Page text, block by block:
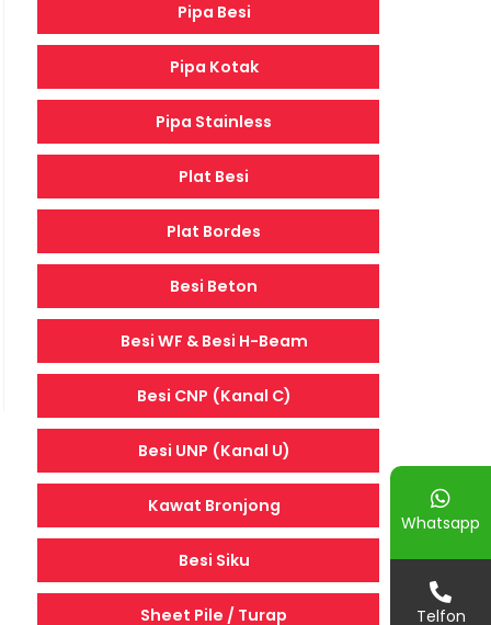
Pipa Besi
Pipa Kotak
Pipa Stainless
Plat Besi
Plat Bordes
Besi Beton
Besi WF & Besi H-Beam
Besi CNP (Kanal C)
Besi UNP (Kanal U)
Kawat Bronjong
Besi Siku
Sheet Pile / Turap
Whatsapp
Telfon